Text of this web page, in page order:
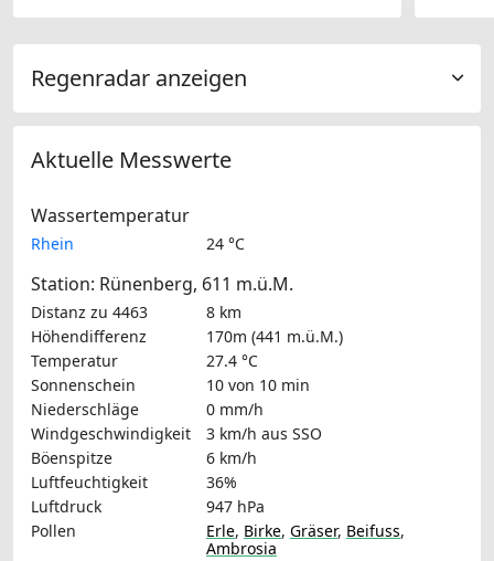
Regenradar anzeigen
Aktuelle Messwerte
Wassertemperatur
Rhein 24 °C
Station: Rünenberg, 611 m.ü.M.
Distanz zu 4463
8 km
Höhendifferenz
170m (441 m.ü.M.)
Temperatur
27.4 °C
Sonnenschein
10 von 10 min
Niederschläge
0 mm/h
Windgeschwindigkeit
3 km/h aus SSO
Böenspitze
6 km/h
Luftfeuchtigkeit
36%
Luftdruck
947 hPa
Pollen
Erle, Birke, Gräser, Beifuss,
Ambrosia